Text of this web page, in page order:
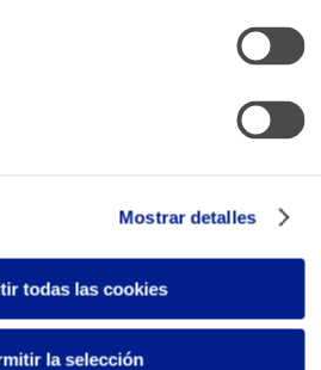
Mostrar detalles
todas las cookies
la selección